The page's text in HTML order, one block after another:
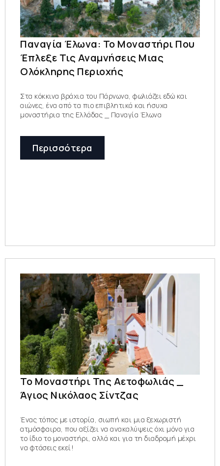
Παναγία Έλωνα: Το Μοναστήρι Που
Έπλεξε Τις Αναμνήσεις Μιας
Ολόκληρης Περιοχής
Στα κόκκινα βράχια του Πάρνωνα, φωλιάζει εδώ και
αιώνες, ένα από τα πιο επιβλητικά και ήσυχα
μοναστήρια της Ελλάδας _ Παναγία Έλωνα
Περισσότερα
Το Μοναστήρι Της Αετοφωλιάς _
Άγιος Νικόλαος Σίντζας
Ένας τόπος με ιστορία, σιωπή και μια ξεχωριστή
ατμόσφαιρα, που αξίζει να ανακαλύψεις όχι μόνο για
το ίδιο το μοναστήρι, αλλά και για τη διαδρομή μέχρι
να φτάσεις εκεί!